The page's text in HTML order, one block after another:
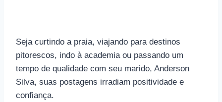
Seja curtindo a praia, viajando para destinos
pitorescos, indo à academia ou passando um
tempo de qualidade com seu marido, Anderson
Silva, suas postagens irradiam positividade e
confiança.